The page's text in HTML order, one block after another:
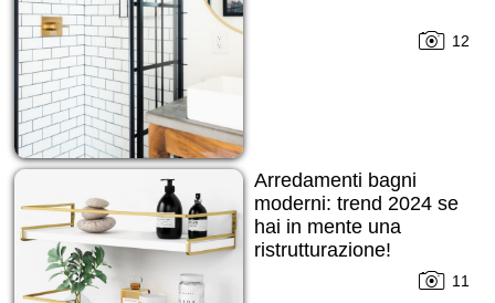
12
Arredamenti bagni
moderni: trend 2024 se
hai in mente una
ristrutturazione!
11